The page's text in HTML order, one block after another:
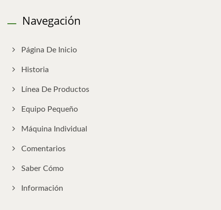
Navegación
Página De Inicio
Historia
Línea De Productos
Equipo Pequeño
Máquina Individual
Comentarios
Saber Cómo
Información